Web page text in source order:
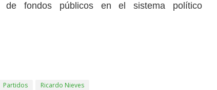
de fondos públicos en el sistema político
Partidos Ricardo Nieves